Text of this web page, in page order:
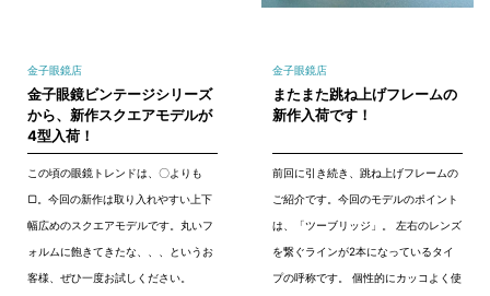
金子眼鏡店
金子眼鏡ビンテージシリーズ
から、新作スクエアモデルが
4型入荷！
この頃の眼鏡トレンドは、〇よりも
▢。今回の新作は取り入れやすい上下
幅広めのスクエアモデルです。丸いフ
ォルムに飽きてきたな、、、というお
客様、ぜひ一度お試しください。
金子眼鏡店
またまた跳ね上げフレームの
新作入荷です！
前回に引き続き、跳ね上げフレームの
ご紹介です。今回のモデルのポイント
は、「ツーブリッジ」。 左右のレンズ
を繋ぐラインが2本になっているタイ
プの呼称です。 個性的にカッコよく使